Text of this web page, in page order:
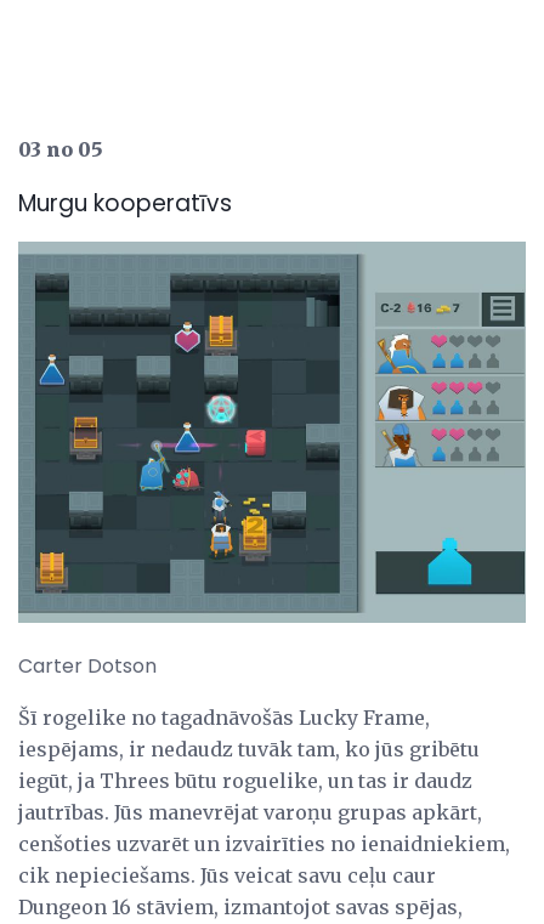
03 no 05
Murgu kooperatīvs
Carter Dotson
Šī rogelike no tagadnāvošās Lucky Frame,
iespējams, ir nedaudz tuvāk tam, ko jūs gribētu
iegūt, ja Threes būtu roguelike, un tas ir daudz
jautrības. Jūs manevrējat varoņu grupas apkārt,
cenšoties uzvarēt un izvairīties no ienaidniekiem,
cik nepieciešams. Jūs veicat savu ceļu caur
Dungeon 16 stāviem, izmantojot savas spējas,